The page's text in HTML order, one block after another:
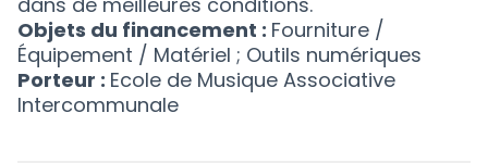
Objets du financement : Fourniture /
Équipement / Matériel ; Outils numériques
Porteur : Ecole de Musique Associative
Intercommunale